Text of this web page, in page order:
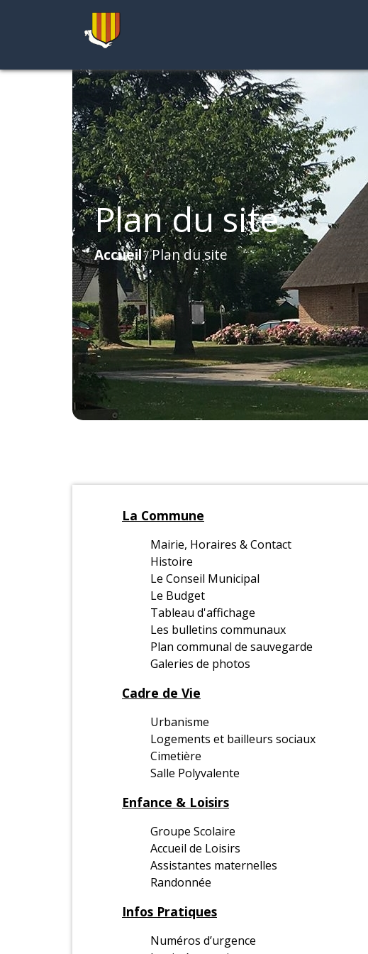
Plan du site
Accueil/Plan du site
La Commune
Mairie, Horaires & Contact
Histoire
Le Conseil Municipal
Le Budget
Tableau d'affichage
Les bulletins communaux
Plan communal de sauvegarde
Galeries de photos
Cadre de Vie
Urbanisme
Logements et bailleurs sociaux
Cimetière
Salle Polyvalente
Enfance & Loisirs
Groupe Scolaire
Accueil de Loisirs
Assistantes maternelles
Randonnée
Infos Pratiques
Numéros d’urgence